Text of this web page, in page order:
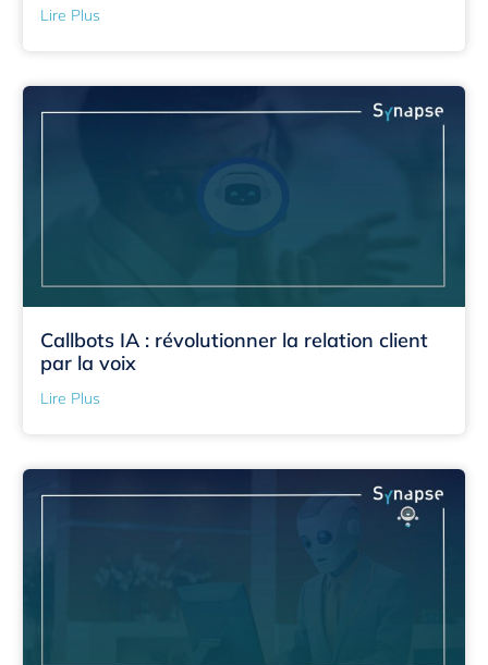
Lire Plus
Callbots IA : révolutionner la relation client
par la voix
Lire Plus